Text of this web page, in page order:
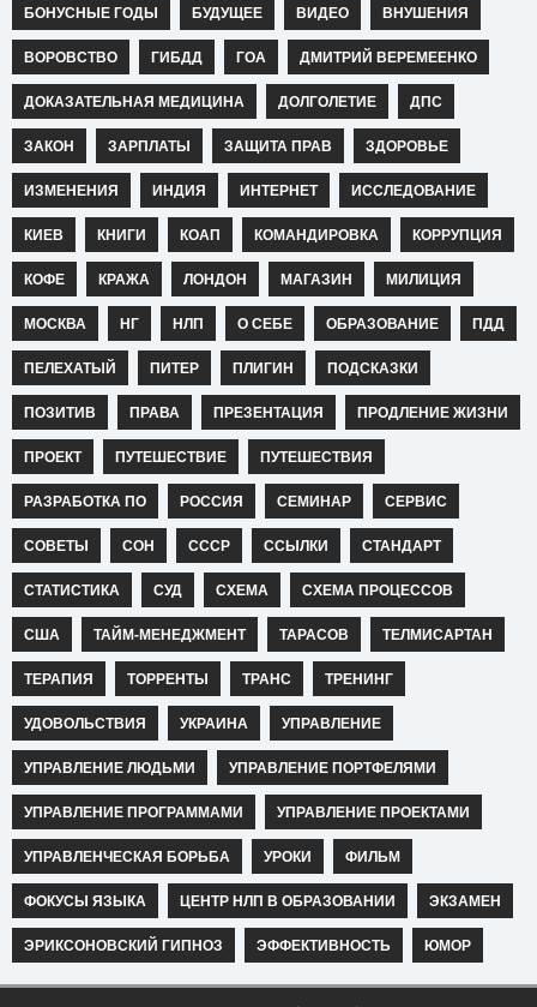
БОНУСНЫЕ ГОДЫ БУДУЩЕЕ ВИДЕО ВНУШЕНИЯ
ВОРОВСТВО ГИБДД ГОА ДМИТРИЙ ВЕРЕМЕЕНКО
ДОКАЗАТЕЛЬНАЯ МЕДИЦИНА ДОЛГОЛЕТИЕ ДПС
ЗАКОН ЗАРПЛАТЫ ЗАЩИТА ПРАВ ЗДОРОВЬЕ
ИЗМЕНЕНИЯ ИНДИЯ ИНТЕРНЕТ ИССЛЕДОВАНИЕ
КИЕВ КНИГИ КОАП КОМАНДИРОВКА КОРРУПЦИЯ
КОФЕ КРАЖА ЛОНДОН МАГАЗИН МИЛИЦИЯ
МОСКВА НГ НЛП О СЕБЕ ОБРАЗОВАНИЕ ПДД
ПЕЛЕХАТЫЙ ПИТЕР ПЛИГИН ПОДСКАЗКИ
ПОЗИТИВ ПРАВА ПРЕЗЕНТАЦИЯ ПРОДЛЕНИЕ ЖИЗНИ
ПРОЕКТ ПУТЕШЕСТВИЕ ПУТЕШЕСТВИЯ
РАЗРАБОТКА ПО РОССИЯ СЕМИНАР СЕРВИС
СОВЕТЫ СОН СССР ССЫЛКИ СТАНДАРТ
СТАТИСТИКА СУД СХЕМА СХЕМА ПРОЦЕССОВ
США ТАЙМ-МЕНЕДЖМЕНТ ТАРАСОВ ТЕЛМИСАРТАН
ТЕРАПИЯ ТОРРЕНТЫ ТРАНС ТРЕНИНГ
УДОВОЛЬСТВИЯ УКРАИНА УПРАВЛЕНИЕ
УПРАВЛЕНИЕ ЛЮДЬМИ УПРАВЛЕНИЕ ПОРТФЕЛЯМИ
УПРАВЛЕНИЕ ПРОГРАММАМИ УПРАВЛЕНИЕ ПРОЕКТАМИ
УПРАВЛЕНЧЕСКАЯ БОРЬБА УРОКИ ФИЛЬМ
ФОКУСЫ ЯЗЫКА ЦЕНТР НЛП В ОБРАЗОВАНИИ ЭКЗАМЕН
ЭРИКСОНОВСКИЙ ГИПНОЗ ЭФФЕКТИВНОСТЬ ЮМОР